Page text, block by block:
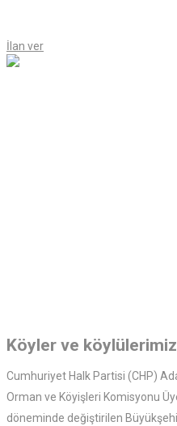
İlan ver
Köyler ve
Cumhuriyet Halk Partisi (CHP)
Orman ve Köyişleri Komisyonu
döneminde değiştirilen